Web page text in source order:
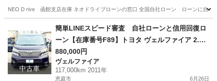
NEO D rive 函館支店在庫 ネオドライブローンの窓口 全国自社ローン ローンに自
タント ローン
中古車
簡単LINEスピード審査 自社ローンと信用回復ロ
ーン【在庫番号F89】トヨタ ヴェルファイア 2.4 Z
プラチナセレクションII 4WD/ リース/ス自社分割 /
信用回復ローン/自己破産/債務整理/他社お断りさ
れた方/お電話での仮審査/
880,000円
ヴェルファイア
117,000km 2011年
恵庭市 6月26日